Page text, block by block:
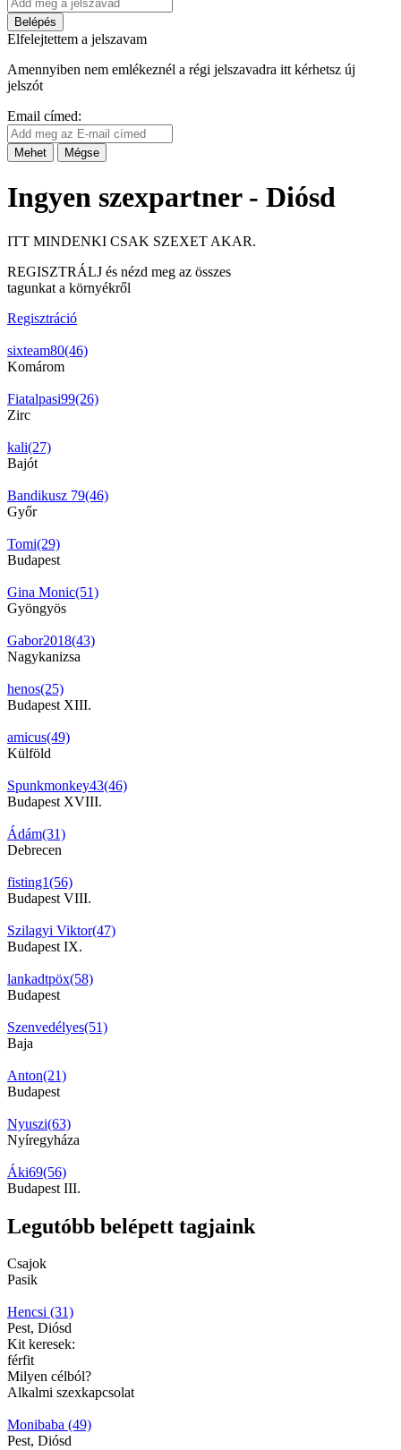
Belépés
Elfelejtettem a jelszavam
Amennyiben nem emlékeznél a régi jelszavadra itt kérhetsz új
jelszót
Email címed:
Mehet Mégse
Ingyen szexpartner - Diósd
ITT MINDENKI CSAK SZEXET AKAR.
REGISZTRÁLJ és nézd meg az összes
tagunkat a környékről
Regisztráció
sixteam80(46)
Komárom
Fiatalpasi99(26)
Zirc
kali(27)
Bajót
Bandikusz 79(46)
Győr
Tomi(29)
Budapest
Gina Monic(51)
Gyöngyös
Gabor2018(43)
Nagykanizsa
henos(25)
Budapest XIII.
amicus(49)
Külföld
Spunkmonkey43(46)
Budapest XVIII.
Ádám(31)
Debrecen
fisting1(56)
Budapest VIII.
Szilagyi Viktor(47)
Budapest IX.
lankadtpöx(58)
Budapest
Szenvedélyes(51)
Baja
Anton(21)
Budapest
Nyuszi(63)
Nyíregyháza
Áki69(56)
Budapest III.
Legutóbb belépett tagjaink
Csajok
Pasik
Hencsi (31)
Pest, Diósd
Kit keresek:
férfit
Milyen célból?
Alkalmi szexkapcsolat
Monibaba (49)
Pest, Diósd